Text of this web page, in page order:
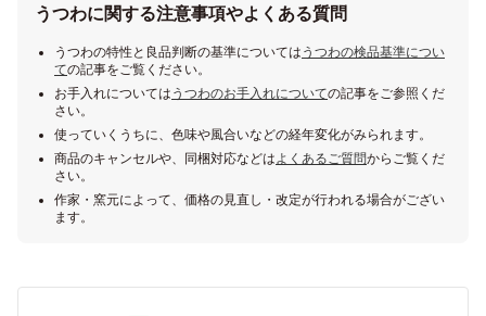
うつわに関する注意事項やよくある質問
うつわの特性と良品判断の基準については うつわの検品基準につい
ての記事をご覧ください。
お手入れについては うつわのお手入れについての記事をご参照くだ
さい。
使っていくうちに、色味や風合いなどの経年変化がみられます。
商品のキャンセルや、同梱対応などは よくあるご質問からご覧くだ
さい。
作家・窯元によって、価格の見直し・改定が行われる場合がござい
ます。